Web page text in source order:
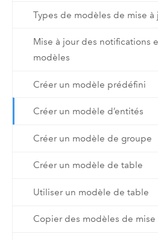
Types de modèles de mise à
Mise à jour des notifications
modèles
Créer un modèle prédéfini
Créer un modèle d’entités
Créer un modèle de groupe
Créer un modèle de table
Utiliser un modèle de table
Copier des modèles de mise